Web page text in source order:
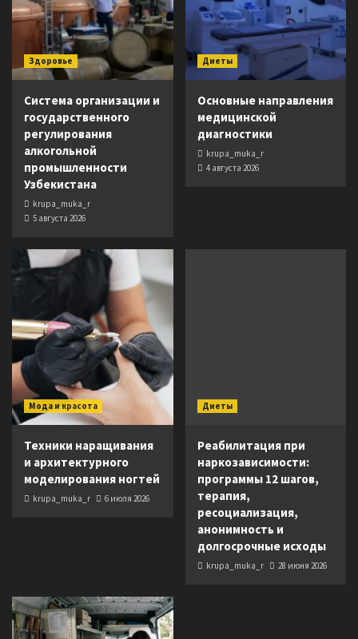
Здоровье
Система организации и
государственного
регулирования
алкогольной
промышленности
Узбекистана
krupa_muka_r
5 августа 2026
Диеты
Основные направления
медицинской
диагностики
krupa_muka_r
4 августа 2026
Мода и красота
Техники наращивания
и архитектурного
моделирования ногтей
krupa_muka_r 6 июля 2026
Диеты
Реабилитация при
наркозависимости:
программы 12 шагов,
терапия,
ресоциализация,
анонимность и
долгосрочные исходы
krupa_muka_r 28 июня 2026